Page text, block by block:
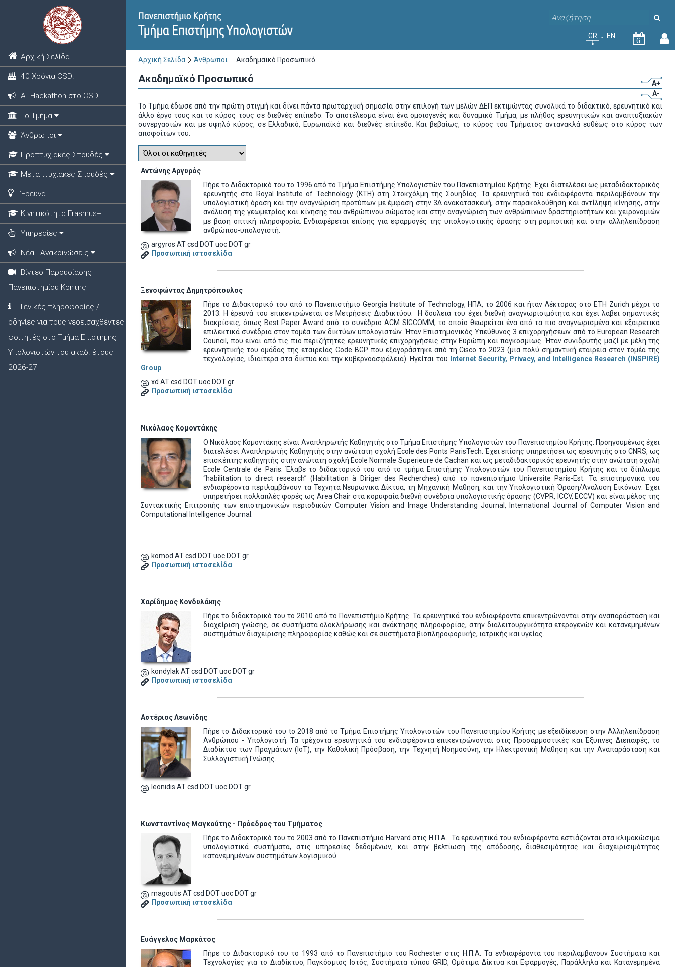
Αρχική Σελίδα
40 Χρόνια CSD!
ΑΙ Hackathon στο CSD!
Το Τμήμα
Άνθρωποι
Προπτυχιακές Σπουδές
Μεταπτυχιακές Σπουδές
Έρευνα
Κινητικότητα Erasmus+
Υπηρεσίες
Νέα - Ανακοινώσεις
Βίντεο Παρουσίασης
Πανεπιστημίου Κρήτης
Γενικές πληροφορίες /
οδηγίες για τους νεοεισαχθέντες
φοιτητές στο Τμήμα Επιστήμης
Υπολογιστών του ακαδ. έτους
2026-27
GR EN
6
Αρχική Σελίδα Άνθρωποι Ακαδημαϊκό Προσωπικό
Ακαδημαϊκό Προσωπικό
A+
A-
Το Τμήμα έδωσε από την πρώτη στιγμή και δίνει πάντα πρωταρχική σημασία στην επιλογή των μελών ΔΕΠ εκτιμώντας συνολικά το διδακτικό, ερευνητικό και
άλλο έργο τους και το κύρος τους σε διεθνές επίπεδο. Το αποτέλεσμα είναι ένα ομοιογενές και δυναμικό Τμήμα, με πλήθος ερευνητικών και αναπτυξιακών
συνεργασιών και με υψηλό κύρος, σε Ελλαδικό, Ευρωπαϊκό και διεθνές επίπεδο. Και βεβαίως, το κύρος του Τμήματος αντανακλά ευθέως στο κύρος των
αποφοίτων του.
Αντώνης Αργυρός
Πήρε το Διδακτορικό του το 1996 από το Τμήμα Επιστήμης Υπολογιστών του Πανεπιστημίου Κρήτης. Έχει διατελέσει ως μεταδιδακτορικός
ερευνητής στο Royal Institute of Technology (KTH) στη Στοκχόλμη της Σουηδίας. Τα ερευνητικά του ενδιαφέροντα περιλαμβάνουν την
υπολογιστική όραση και την αναγνώριση προτύπων με έμφαση στην 3Δ ανακατασκευή, στην παρακολούθηση και αντίληψη κίνησης, στην
ανάλυση της γεωμετρίας και κίνησης του ανθρώπινου σώματος και στην αναγνώριση των ανθρώπινων δραστηριοτήτων και χειρονομιών
με βάση οπτική πληροφορία. Ενδιαφέρεται επίσης για εφαρμογές της υπολογιστικής όρασης στη ρομποτική και στην αλληλεπίδραση
ανθρώπου-υπολογιστή.
argyros AT csd DOT uoc DOT gr
Προσωπική ιστοσελίδα
Ξενοφώντας Δημητρόπουλος
Πήρε το Διδακτορικό του από το Πανεπιστήμιο Georgia Institute of Technology, ΗΠΑ, το 2006και ήταν Λέκτορας στο ETH Zurich μέχρι το
2013 . Η έρευνά του επικεντρώνεται σε Μετρήσεις Διαδικτύου.
Η δουλειά του έχει διεθνή αναγνωρισιμότητα και έχει λάβει σημαντικές
διακρίσεις, όπως Best Paper Award από το συνέδριο ACM SIGCOMM, το οποίο θεωρείται ένα από τα πιο αναγνωρισμένα και εξαιρετικά
επιλεκτικά συνέδρια στον τομέα των δικτύων υπολογιστών. Ήταν Επιστημονικός Υπεύθυνος 3 επιχορηγήσεων από το European Research
Council, που είναι από τις πιο περιζήτητες ερευνητικές επιχορηγήσεις στην Ευρώπη και παγκοσμίως. Ήταν συνιδρυτής μαζί με μέλη της
ερευνητικής του ομάδας της εταιρείας Code BGP που εξαγοράστηκε από τη Cisco το 2023 (μια πολύ σημαντική εταιρεία στον τομέα της
τεχνολογίας, ιδιαίτερα στα δίκτυα και την κυβερνοασφάλεια).
Ηγείται του
Internet Security, Privacy, and Intelligence Research (INSPIRE)
Group
xd AT csd DOT uoc DOT gr
Προσωπική ιστοσελίδα
Νικόλαος Κομοντάκης
Ο Νικόλαος Κομοντάκης είναι Αναπληρωτής Καθηγητής στο Τμήμα Επιστήμης Υπολογιστών του Πανεπιστημίου Κρήτης. Προηγουμένως έχει
διατελέσει Αναπληρωτής Καθηγητής στην ανώτατη σχολή Ecole des Ponts ParisTech. Έχει επίσης υπηρετήσει ως ερευνητής στο CNRS, ως
επισκέπτης καθηγητής στην ανώτατη σχολή Ecole Normale Superieure de Cachan και ως μεταδιδακτορικός ερευνητής στην ανώτατη σχολή
Ecole Centrale de Paris. Έλαβε το διδακτορικό του από το τμήμα Επιστήμης Υπολογιστών του Πανεπιστημίου Κρήτης και το δίπλωμα
“habilitation to direct research” (Habilitation à Diriger des Recherches) από το πανεπιστήμιο Universite Paris-Est. Τα επιστημονικά του
ενδιαφέροντα περιλαμβάνουν τα Τεχνητά Νευρωνικά Δίκτυα, τη Μηχανική Μάθηση, και την Υπολογιστική Όραση/Ανάλυση Εικόνων. Έχει
υπηρετήσει πολλαπλές φορές ως Area Chair στα κορυφαία διεθνή συνέδρια υπολογιστικής όρασης (CVPR, ICCV, ECCV) και είναι μέλος της
Συντακτικής Επιτροπής των επιστημονικών περιοδικών Computer Vision and Image Understanding Journal, International Journal of Computer Vision and
Computational Intelligence Journal.
komod AT csd DOT uoc DOT gr
Προσωπική ιστοσελίδα
Χαρίδημος Κονδυλάκης
Πήρε το διδακτορικό του το 2010 από το Πανεπιστήμιο Κρήτης. Τα ερευνητικά του ενδιαφέροντα επικεντρώνονται στην αναπαράσταση και
διαχείριση γνώσης, σε συστήματα ολοκλήρωσης και ανάκτησης πληροφορίας, στην διαλειτουργικότητα ετερογενών και κατανεμημένων
συστημάτων διαχείρισης πληροφορίας καθώς και σε συστήματα βιοπληροφορικής, ιατρικής και υγείας.
kondylak AT csd DOT uoc DOT gr
Προσωπική ιστοσελίδα
Αστέριος Λεωνίδης
Πήρε το Διδακτορικό του to 2018 από το Τμήμα Επιστήμης Υπολογιστών του Πανεπιστημίου Κρήτης με εξειδίκευση στην Αλληλεπίδραση
Ανθρώπου - Υπολογιστή. Τα τρέχοντα ερευνητικά του ενδιαφέροντα επικεντρώνονται στις Προσαρμοστικές και Έξυπνες Διεπαφές, το
Διαδίκτυο των Πραγμάτων (IoT), την Καθολική Πρόσβαση, την Τεχνητή Νοημοσύνη, την Ηλεκτρονική Μάθηση και την Αναπαράσταση και
Συλλογιστική Γνώσης.
leonidis AT csd DOT uoc DOT gr
Κωνσταντίνος Μαγκούτης - Πρόεδρος του Τμήματος
Πήρε το Διδακτορικό του το 2003 από το Πανεπιστήμιο Harvard στις Η.Π.Α.
Τα ερευνητικά του ενδιαφέροντα εστιάζονται στα κλιμακώσιμα
υπολογιστικά συστήματα, στις υπηρεσίες δεδομένων, και στην βελτίωση της απόδοσης, διαθεσιμότητας και διαχειρισιμότητας
κατανεμημένων συστημάτων λογισμικού.
magoutis AT csd DOT uoc DOT gr
Προσωπική ιστοσελίδα
Ευάγγελος Μαρκάτος
Πήρε το Διδακτορικό του το 1993 από το Πανεπιστήμιο του Rochester στις Η.Π.Α. Τα ενδιαφέροντα του περιλαμβάνουν Συστήματα και
Τεχνολογίες για το Διαδίκτυο, Παγκόσμιος Ιστός, Συστήματα τύπου GRID, Ομότιμα Δίκτυα και Εφαρμογές, Παράλληλα και Κατανεμημένα